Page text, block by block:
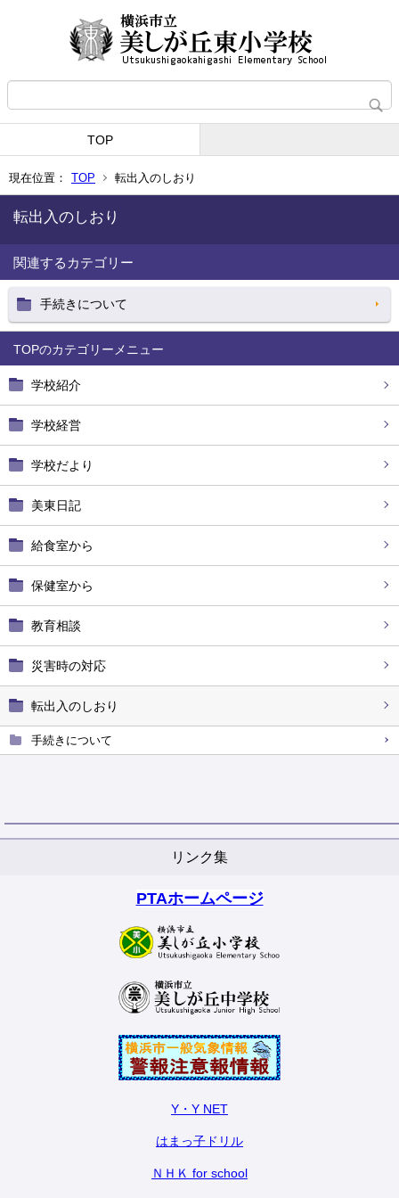
TOP
現在位置： TOP 転出入のしおり
TOP
学校紹介
学校経営
学校だより
美東日記
給食室から
保健室から
教育相談
災害時の対応
転出入のしおり
手続きについて
リンク集
PTAホームページ
Y・Y NET
はまっ子ドリル
ＮＨＫ for school
転出入のしおり
関連するカテゴリー
手続きについて